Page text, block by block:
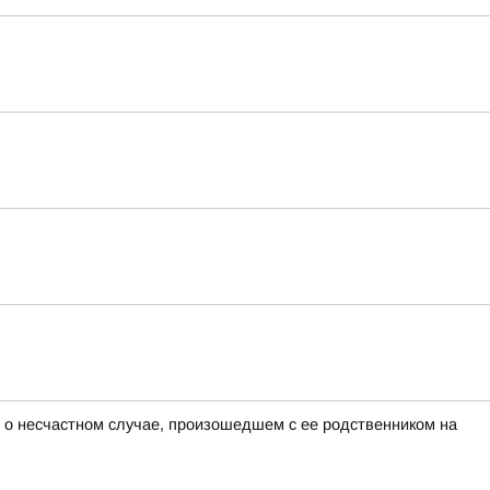
несчастном случае, произошедшем с ее родственником на